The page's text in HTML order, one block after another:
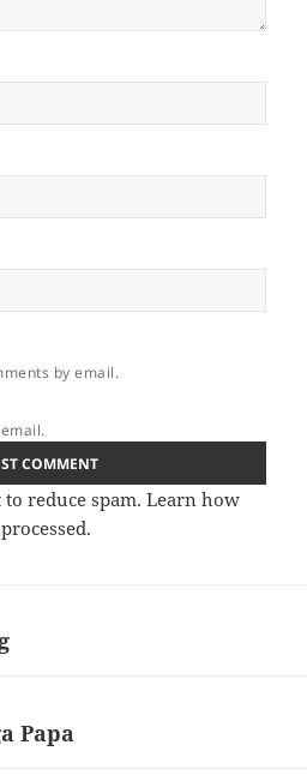
by email.
to reduce spam.Learn how
Papa